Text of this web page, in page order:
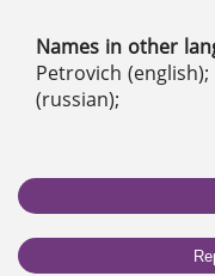
Names in other
Petrovich
(russian);